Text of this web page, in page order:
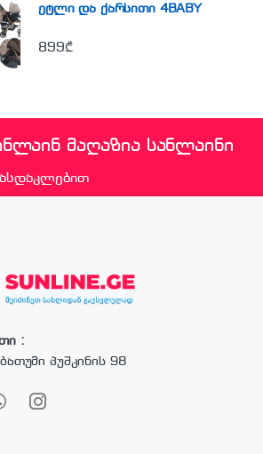
ეტლი და ქარსითი 4BABY
899₾
მაღაზია სანლაინი
:
პუშკინის 98